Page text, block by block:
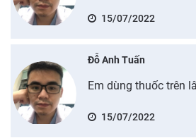
15/07/2022
Đỗ Anh Tuấn
Em dùng thuốc trên
15/07/2022